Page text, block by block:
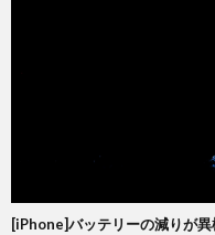
[iPhone]バッテリーの減りが